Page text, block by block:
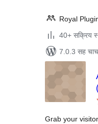
Royal
40+ सक्रिय
7.0.3 सह
Grab your